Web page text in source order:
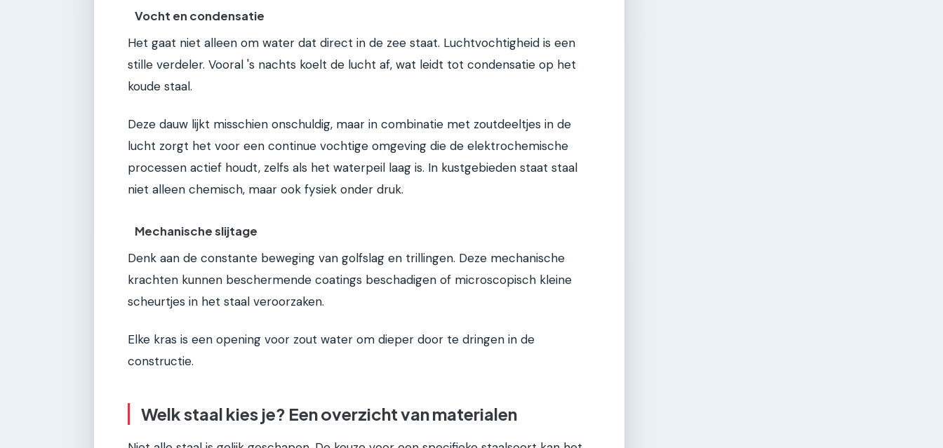
Vocht en condensatie
Het gaat niet alleen om water dat direct in de zee staat. Luchtvochtigheid is een
stille verdeler. Vooral 's nachts koelt de lucht af, wat leidt tot condensatie op het
koude staal.
Deze dauw lijkt misschien onschuldig, maar in combinatie met zoutdeeltjes in de
lucht zorgt het voor een continue vochtige omgeving die de elektrochemische
processen actief houdt, zelfs als het waterpeil laag is. In kustgebieden staat staal
niet alleen chemisch, maar ook fysiek onder druk.
Mechanische slijtage
Denk aan de constante beweging van golfslag en trillingen. Deze mechanische
krachten kunnen beschermende coatings beschadigen of microscopisch kleine
scheurtjes in het staal veroorzaken.
Elke kras is een opening voor zout water om dieper door te dringen in de
constructie.
Welk staal kies je? Een overzicht van materialen